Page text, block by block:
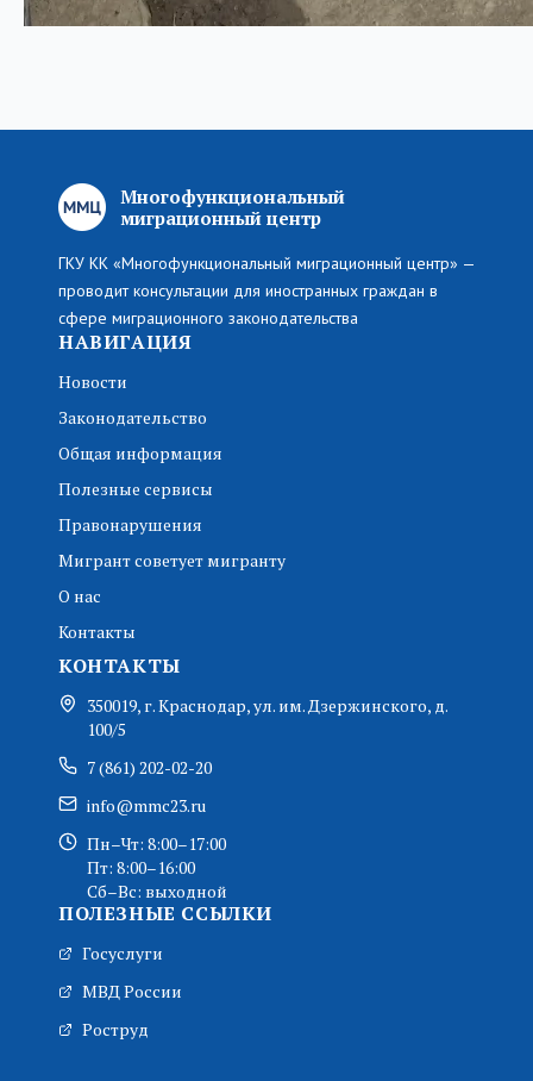
Многофункциональный
миграционный центр
ГКУ КК «Многофункциональный миграционный центр» —
проводит консультации для иностранных граждан в
сфере миграционного законодательства
НАВИГАЦИЯ
Новости
Законодательство
Общая информация
Полезные сервисы
Правонарушения
Мигрант советует мигранту
О нас
Контакты
КОНТАКТЫ
350019, г. Краснодар, ул. им. Дзержинского, д.
100/5
7 (861) 202-02-20
info@mmc23.ru
Пн–Чт: 8:00–17:00
Пт: 8:00–16:00
Сб–Вс: выходной
ПОЛЕЗНЫЕ ССЫЛКИ
Госуслуги
МВД России
Роструд